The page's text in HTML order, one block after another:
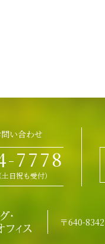
い合わせ
7778
日祝も受付）
〒640-